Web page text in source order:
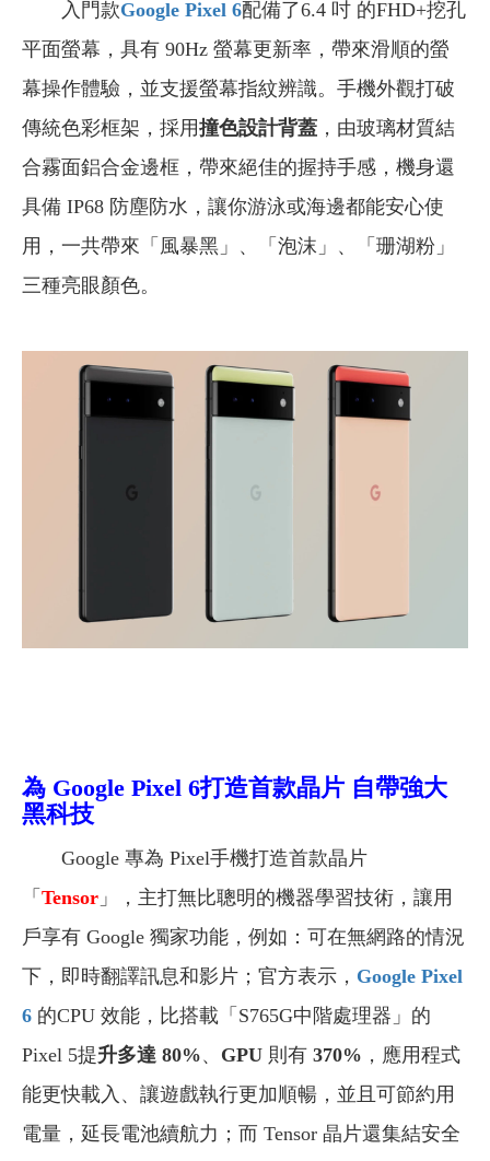
入門款Google Pixel 6配備了6.4 吋 的FHD+挖孔
平面螢幕，具有 90Hz 螢幕更新率，帶來滑順的螢
幕操作體驗，並支援螢幕指紋辨識。手機外觀打破
傳統色彩框架，採用撞色設計背蓋 ，由玻璃材質結
合霧面鋁合金邊框，帶來絕佳的握持手感，機身還
具備 IP68 防塵防水，讓你游泳或海邊都能安心使
用，一共帶來「風暴黑」、「泡沫」、「珊湖粉」
三種亮眼顏色。
為 Google Pixel 6打造首款晶片 自帶強大
黑科技
Google 專為 Pixel手機打造首款晶片
「 Tensor 」，主打無比聰明的機器學習技術，讓用
戶享有 Google 獨家功能，例如：可在無網路的情況
下，即時翻譯訊息和影片；官方表示， Google Pixel
6 的CPU 效能，比搭載「S765G中階處理器」的
Pixel 5提升多達 80%、 GPU 則有 370% ，應用程式
能更快載入、讓遊戲執行更加順暢，並且可節約用
電量，延長電池續航力；而 Tensor 晶片還集結安全